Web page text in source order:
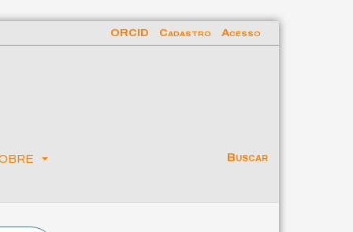
Buscar
ORCID Cadastro Acesso